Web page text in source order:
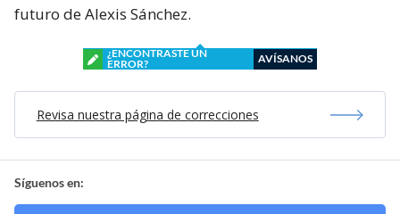
futuro de Alexis Sánchez.
¿ENCONTRASTE UN
ERROR?
AVÍSANOS
Revisa nuestra página de correcciones
Síguenos en: